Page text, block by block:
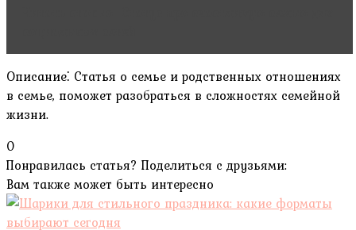
Описание⁚ Статья о семье и родственных отношениях
в семье, поможет разобраться в сложностях семейной
жизни.
0
Понравилась статья? Поделиться с друзьями:
Вам также может быть интересно